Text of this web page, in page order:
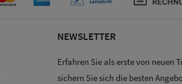
NEWSLETTER
Erfahren Sie als erste von neuen
sichern Sie sich die besten